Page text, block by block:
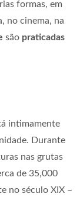
formas, em
no cinema, na
são praticadas
intimamente
Durante
nas grutas
de 35,000
no século XIX –